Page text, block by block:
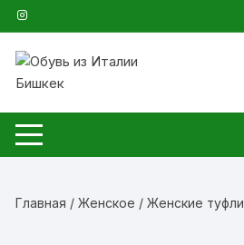
Перейти
к
содержимому
Главная /Женское /Женские туфли